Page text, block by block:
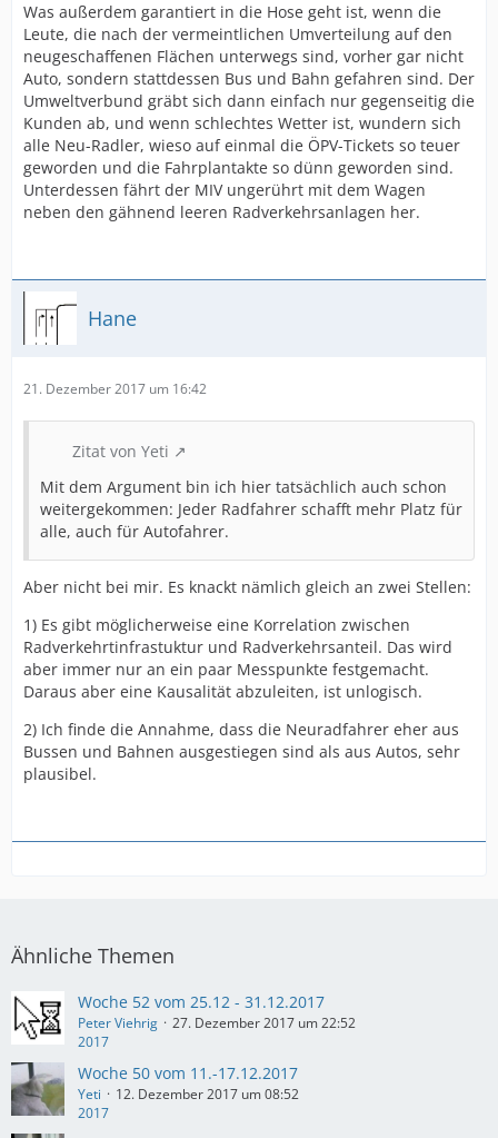
Was außerdem garantiert in die Hose geht ist, wenn die
Leute, die nach der vermeintlichen Umverteilung auf den
neugeschaffenen Flächen unterwegs sind, vorher gar nicht
Auto, sondern stattdessen Bus und Bahn gefahren sind. Der
Umweltverbund gräbt sich dann einfach nur gegenseitig die
Kunden ab, und wenn schlechtes Wetter ist, wundern sich
alle Neu-Radler, wieso auf einmal die ÖPV-Tickets so teuer
geworden und die Fahrplantakte so dünn geworden sind.
Unterdessen fährt der MIV ungerührt mit dem Wagen
neben den gähnend leeren Radverkehrsanlagen her.
Hane
21. Dezember 2017 um 16:42
Zitat von Yeti
Mit dem Argument bin ich hier tatsächlich auch schon
weitergekommen: Jeder Radfahrer schafft mehr Platz für
alle, auch für Autofahrer.
Aber nicht bei mir. Es knackt nämlich gleich an zwei Stellen:
1) Es gibt möglicherweise eine Korrelation zwischen
Radverkehrtinfrastuktur und Radverkehrsanteil. Das wird
aber immer nur an ein paar Messpunkte festgemacht.
Daraus aber eine Kausalität abzuleiten, ist unlogisch.
2) Ich finde die Annahme, dass die Neuradfahrer eher aus
Bussen und Bahnen ausgestiegen sind als aus Autos, sehr
plausibel.
Ähnliche Themen
Woche 52 vom 25.12 - 31.12.2017
Peter Viehrig
27. Dezember 2017 um 22:52
2017
Woche 50 vom 11.-17.12.2017
Yeti
12. Dezember 2017 um 08:52
2017